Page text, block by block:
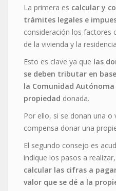
La primera es calcular y
trámites legales e
consideración los factores
de la vivienda y la
Esto es clave ya que las
se deben tributar en
la Comunidad
propiedad donada.
Por ello, si se donan una o
compensa donar una
El segundo consejo es
indique los pasos a
calcular las cifras a
valor que se dé a la